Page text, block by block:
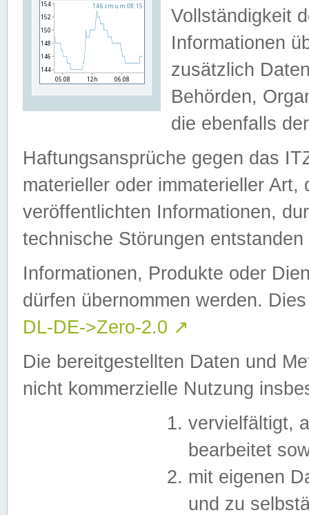
Vollständigkeit
Informationen
zusätzlich
Behörden,
die ebenfalls
Haftungsansprüche gegen das
materieller oder immaterieller
veröffentlichten Informationen,
technische Störungen
Informationen, Produkte oder
dürfen übernommen werden.
DL-DE->Zero-2.0 ↗
Die bereitgestellten Daten und
nicht kommerzielle Nutzung
vervielfältigt,
bearbeitet
mit eigenen
und zu